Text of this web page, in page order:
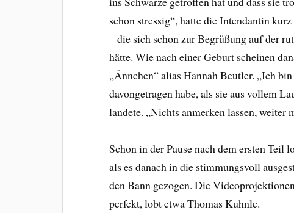
schon stressig“, hatte die Intendantin
– die sich schon zur Begrüßung auf der
hätte. Wie nach einer Geburt scheinen
„Ännchen“ alias Hannah Beutler. „Ich
davongetragen habe, als sie aus vollem
landete. „Nichts anmerken lassen, weiter
Schon in der Pause nach dem ersten Teil
als es danach in die stimmungsvoll
den Bann gezogen. Die
perfekt, lobt etwa Thomas Kuhnle.